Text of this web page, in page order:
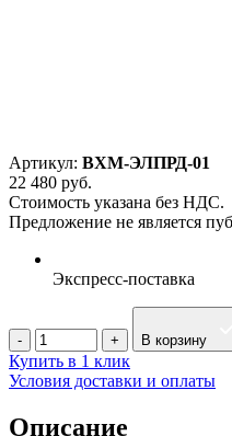
Артикул: ВХМ-ЭЛПРД-01
22 480 руб.
Стоимость указана без НДС.
Предложение не является
Экспресс-поставка
В корзину
Купить в 1 клик
Условия доставки и оплаты
Описание